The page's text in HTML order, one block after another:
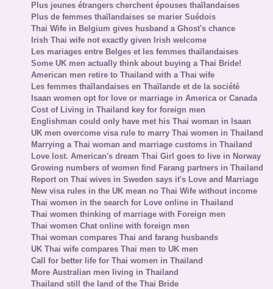
Plus jeunes étrangers cherchent épouses thaïlandaises
Plus de femmes thaïlandaises se marier Suédois
Thai Wife in Belgium gives husband a Ghost's chance
Irish Thai wife not exactly given Irish welcome
Les mariages entre Belges et les femmes thaïlandaises
Some UK men actually think about buying a Thai Bride!
American men retire to Thailand with a Thai wife
Les femmes thaïlandaises en Thaïlande et de la société
Isaan women opt for love or marriage in America or Canada
Cost of Living in Thailand key for foreign men
Englishman could only have met his Thai woman in Isaan
UK men overcome visa rule to marry Thai women in Thailand
Marrying a Thai woman and marriage customs in Thailand
Love lost. American's dream Thai Girl goes to live in Norway
Growing numbers of women find Farang partners in Thailand
Report on Thai wives in Sweden says it's Love and Marriage
New visa rules in the UK mean no Thai Wife without income
Thai women in the search for Love online in Thailand
Thai women thinking of marriage with Foreign men
Thai women Chat online with foreign men
Thai woman compares Thai and farang husbands
UK Thai wife compares Thai men to UK men
Call for better life for Thai women in Thailand
More Australian men living in Thailand
Thailand still the land of the Thai Bride